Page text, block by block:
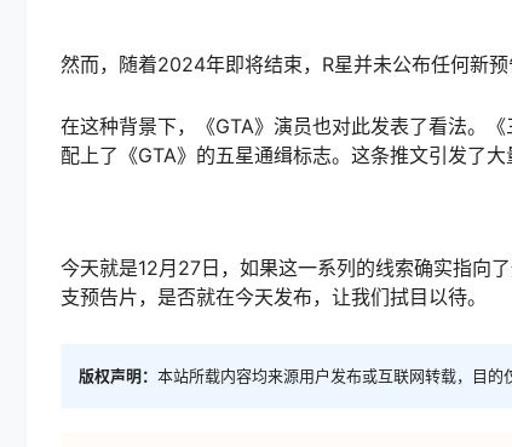
然而，随着2024年即将结束，R星并未公布任何新
在这种背景下，《GTA》演员也对此发表了看法。
配上了《GTA》的五星通缉标志。这条推文引发了
今天就是12月27日，如果这一系列的线索确实指向
支预告片，是否就在今天发布，让我们拭目以待。
版权声明： 本站所载内容均来源用户发布或互联网转载，目的